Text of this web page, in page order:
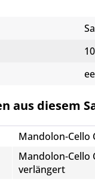
10
aus diesem
Mandolon-Cello
Mandolon-Cello
verlängert